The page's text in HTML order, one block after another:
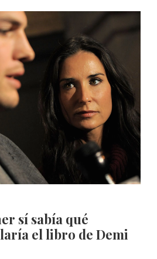
sí sabía qué
el libro de Demi